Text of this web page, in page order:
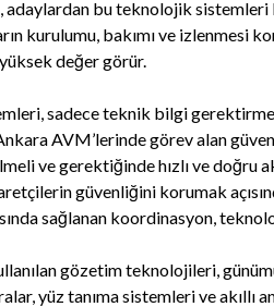
adaylardan bu teknolojik
kurulumu, bakımı ve izlenmesi
değer görür.
sadece teknik bilgi
AVM’lerinde görev alan
ve gerektiğinde hızlı ve doğru
güvenliğini korumak
sağlanan koordinasyon,
gözetim teknolojileri,
yüz tanıma sistemleri ve akıllı